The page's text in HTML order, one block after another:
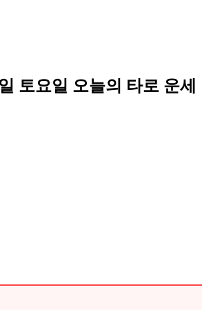
토요일 오늘의 타로 운세